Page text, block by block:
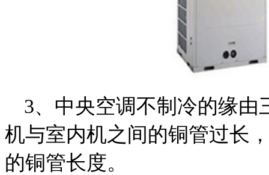
3、中央空调不制冷的缘
机与室内机之间的铜管过长
的铜管长度。